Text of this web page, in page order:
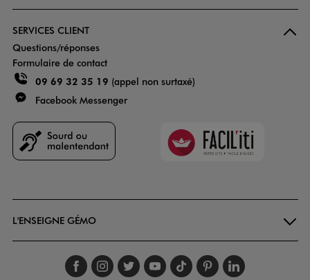
SERVICES CLIENT
Questions/réponses
Formulaire de contact
09 69 32 35 19 (appel non surtaxé)
Facebook Messenger
Faciliti
L'ENSEIGNE GÉMO